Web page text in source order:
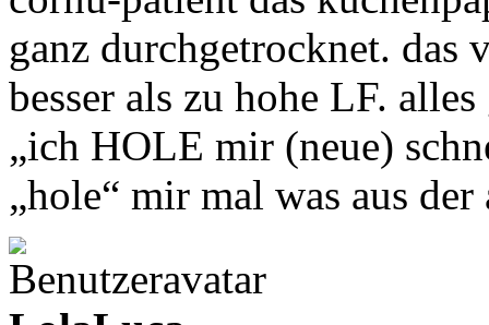
ganz durchgetrocknet. das
besser als zu hohe LF.
„ich HOLE mir (neue)
„hole“ mir mal was aus